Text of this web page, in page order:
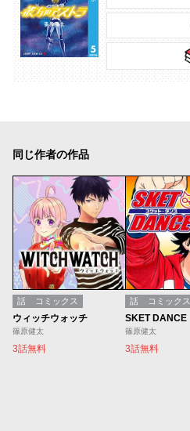
同じ作者の作品
話 コミックス
ウィッチウォッチ
篠原健太
3話無料
話 コミックス
SKET DANCE
篠原健太
3話無料